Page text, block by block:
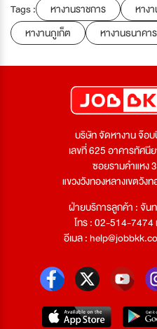
Tags : หางานราชการ หาง
หางานภูเก็ต
หางานธนาคาร
บริษัท จัดหางาน จ๊อ
เลขที่ 625 อาคารทัศนี
ซอยรามคำแหง
แขวงวังทองหลางเขตวัง
ฝ่ายบริการลูกค้า : จัน
โทร : 02-514-
อีเมล :